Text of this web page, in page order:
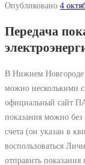
Опубликовано 4
Передача
В Нижнем Новгороде
можно несколькими
официальный сайт
показания можно без
счета (он указан в
воспользоваться
отправить показания